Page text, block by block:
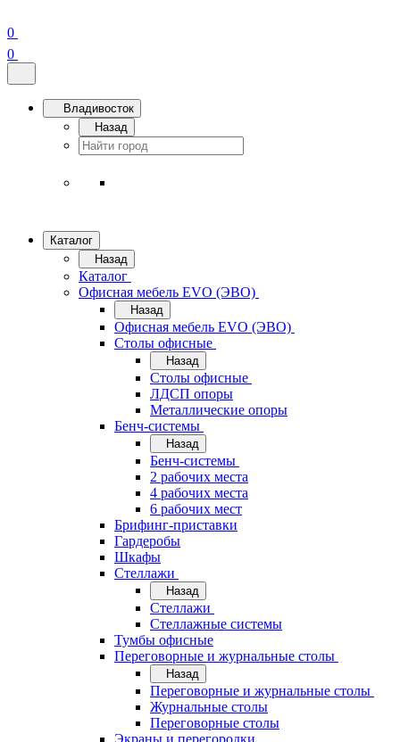
0
0
Владивосток
Назад
Каталог
Назад
Каталог
Офисная мебель EVO (ЭВО)
Назад
Офисная мебель EVO (ЭВО)
Cтолы офисные
Назад
Cтолы офисные
ЛДСП опоры
Металлические опоры
Бенч-системы
Назад
Бенч-системы
2 рабочих места
4 рабочих места
6 рабочих мест
Брифинг-приставки
Гардеробы
Шкафы
Стеллажи
Назад
Стеллажи
Стеллажные системы
Тумбы офисные
Переговорные и журнальные столы
Назад
Переговорные и журнальные столы
Журнальные столы
Переговорные столы
Экраны и перегородки